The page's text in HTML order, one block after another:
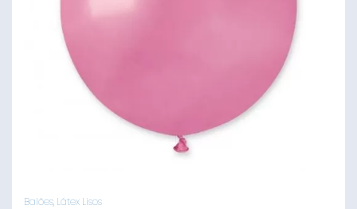
Balões, Látex Lisos